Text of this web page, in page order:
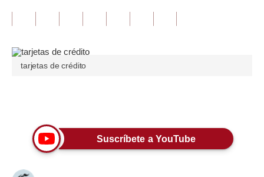
Opinión
Tendencias
Lujo
tarjetas de crédito
Suscríbete a YouTube